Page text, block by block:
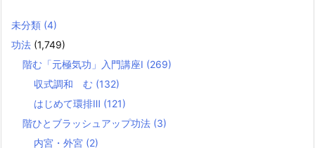
未分類 (4)
功法 (1,749)
階む「元極気功」入門講座Ⅰ (269)
収式調和 む (132)
はじめて環排Ⅲ (121)
階ひとブラッシュアップ功法 (3)
内宮・外宮 (2)